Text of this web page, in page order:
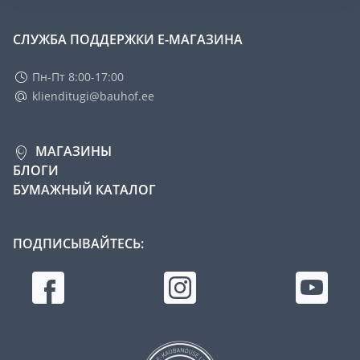
СЛУЖБА ПОДДЕРЖКИ Е-МАГАЗИНА
Пн-Пт 8:00-17:00
klienditugi@bauhof.ee
МАГАЗИНЫ
БЛОГИ
БУМАЖНЫЙ КАТАЛОГ
ПОДПИСЫВАЙТЕСЬ: